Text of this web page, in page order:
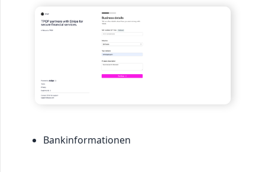
Bankinformationen